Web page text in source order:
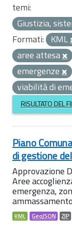
temi:
Giustizia,
Formati: KML
aree attesa
emergenze
viabilità di
RISULTATO DEL
Piano
di gestione
Approvazione
Aree
emergenza,
ammassamento
KML GeoJSON ZIP